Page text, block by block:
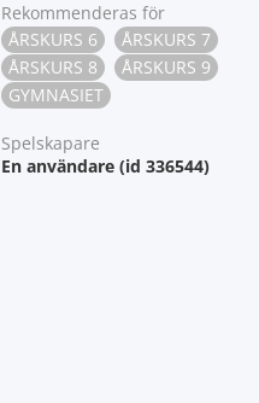
Rekommenderas för
ÅRSKURS 6
ÅRSKURS 7
ÅRSKURS 8
ÅRSKURS 9
GYMNASIET
Spelskapare
En användare (id 336544)